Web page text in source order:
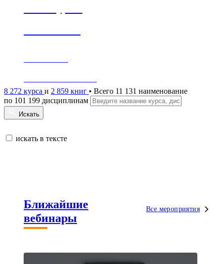
8 272 курса и 2 859 книг • Всего 11 131 наименование
по 101 199 дисциплинам
Искать
искать в тексте
Ближайшие
вебинары
Все мероприятия